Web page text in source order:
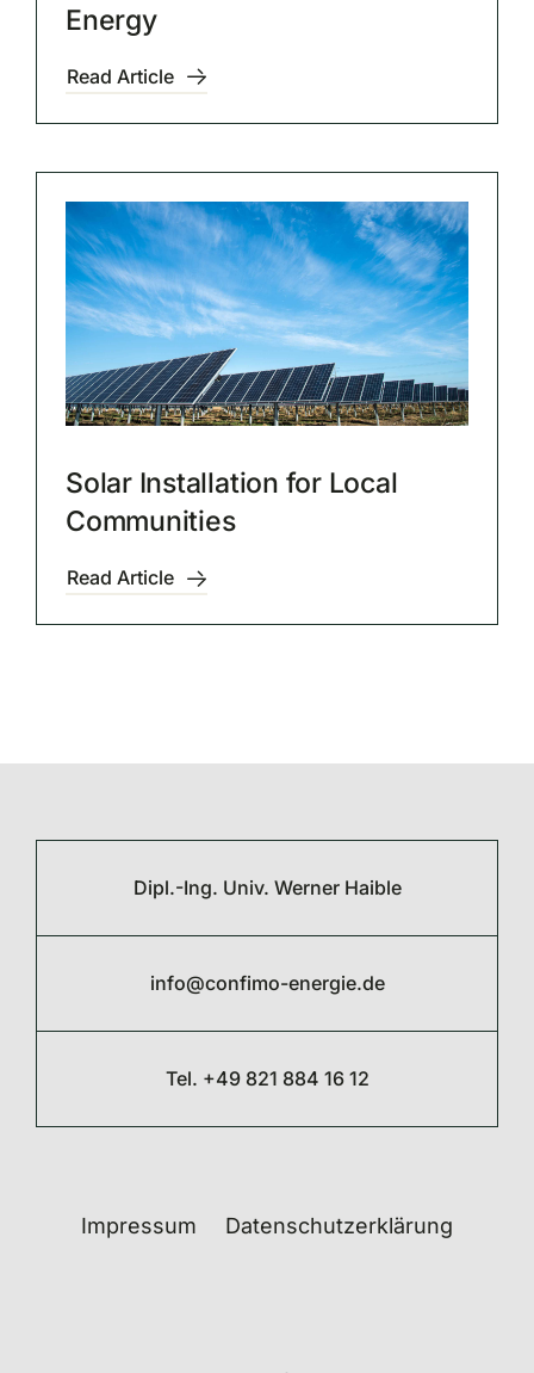
Energy
Read Article
Solar Installation for Local
Communities
Read Article
Dipl.-Ing. Univ. Werner Haible
info@confimo-energie.de
Tel. +49 821 884 16 12
Impressum Datenschutzerklärung